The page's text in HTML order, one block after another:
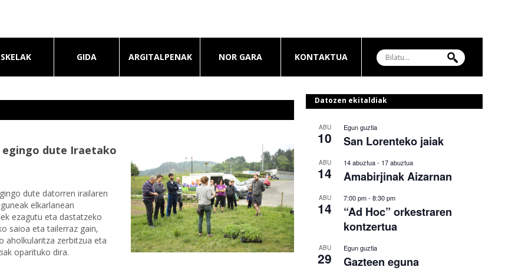
GIDA ARGITALPENAK NOR GARA KONTAKTUA
dute Iraetako
dute datorren irailaren
elkarlanean
ezagutu eta dastatzeko
saioa eta tailerraz gain,
aholkularitza zerbitzua eta
oparituko dira.
Datozen ekitaldiak
ABU
10
Egun guztia
San Lorenteko jaiak
ABU
14
14 abuztua- 17 abuztua
Amabirjinak Aizarnan
ABU
14
7:00 pm- 8:30 pm
“Ad Hoc” orkestraren
kontzertua
ABU
29
Egun guztia
Gazteen eguna